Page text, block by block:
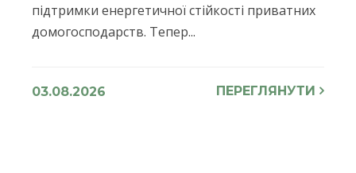
підтримки енергетичної стійкості приватних
домогосподарств. Тепер...
03.08.2026 ПЕРЕГЛЯНУТИ